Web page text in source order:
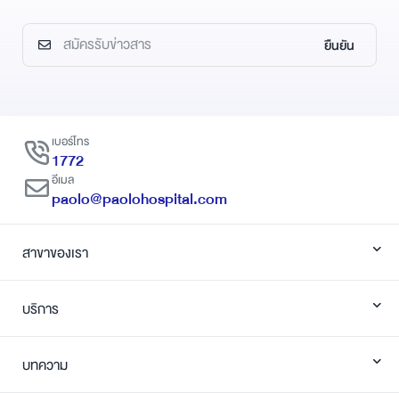
หน้าที่สร้างสลายเนื้อกระดูกเก่า
หากเกิดการสลายตัวของกระดูก
ยืนยัน
เบอร์โทร
1772
อีเมล
paolo@paolohospital.com
สาขาของเรา
บริการ
บทความ